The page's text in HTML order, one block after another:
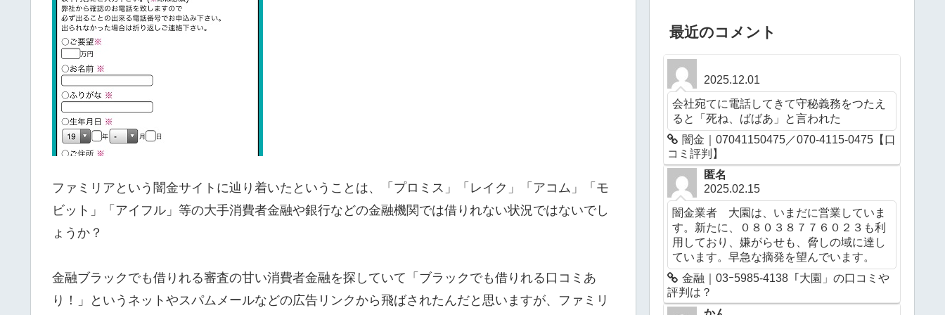
ファミリアという闇金サイトに辿り着いたということは、「プロミス」「レイク」「アコム」「モ
ビット」「アイフル」等の大手消費者金融や銀行などの金融機関では借りれない状況ではないでし
ょうか？
金融ブラックでも借りれる審査の甘い消費者金融を探していて「ブラックでも借りれる口コミあ
り！」というネットやスパムメールなどの広告リンクから飛ばされたんだと思いますが、ファミリ
最近のコメント
2025.12.01
会社宛てに電話してきて守秘義務をつたえ
ると「死ね、ばばあ」と言われた
闇金｜07041150475／070-4115-0475【口
コミ評判】
匿名
2025.02.15
闇金業者 大園は、いまだに営業していま
す。新たに、０８０３８７７６０２３も利
用しており、嫌がらせも、脅しの域に達し
ています。早急な摘発を望んでいます。
金融｜03ｰ5985-4138「大園」の口コミや
評判は？